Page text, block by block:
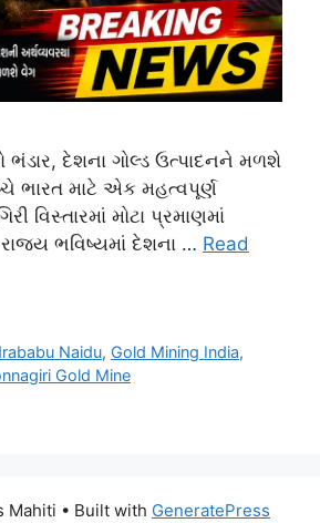
ભંડાર, દેશના ગોલ્ડ ઉત્પાદનને મળશે
ભારત માટે એક મહત્વપૂર્ણ
વિસ્તારમાં મોટા પ્રમાણમાં
ભવિષ્યમાં દેશના … Read
Naidu, Gold Mining India,
Gold Mine
Mahiti • Built with GeneratePress